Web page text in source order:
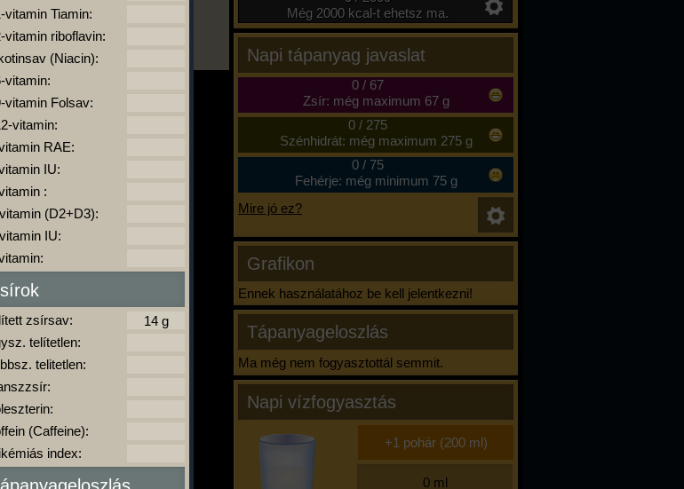
Még 2000 kcal-t ehetsz ma.
Napi tápanyag javaslat
0/ 67
Zsír: még maximum 67 g
0/ 275
Szénhidrát: még maximum 275 g
0/ 75
Fehérje: még minimum 75 g
Mire jó ez?
Grafikon
Ennek használatához be kell jelentkezni!
Tápanyageloszlás
Ma még nem fogyasztottál semmit.
Napi vízfogyasztás
vitamin Tiamin:
vitamin riboflavin:
(Niacin):
vitamin:
vitamin Folsav:
vitamin:
RAE:
IU:
:
(D2+D3):
IU:
zsírsav:
telítetlen:
telitetlen:
(Caffeine):
index: